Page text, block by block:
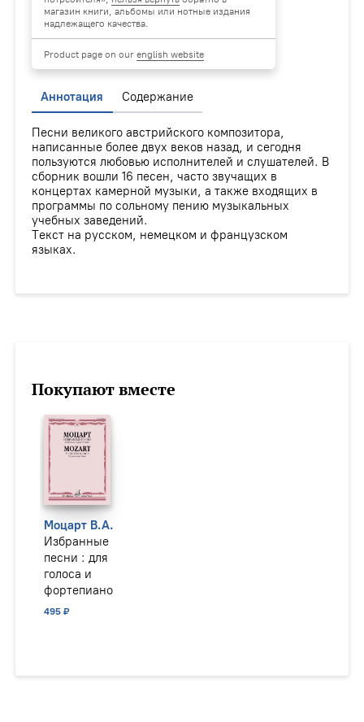
магазин книги, альбомы или нотные издания
надлежащего качества.
Product page on ourenglish website
Аннотация Содержание
Песни великого австрийского композитора,
написанные более двух веков назад, и сегодня
пользуются любовью исполнителей и слушателей. В
сборник вошли 16 песен, часто звучащих в
концертах камерной музыки, а также входящих в
программы по сольному пению музыкальных
учебных заведений.
Текст на русском, немецком и французском
языках.
Покупают вместе
Моцарт В.А.
Избранные
песни : для
голоса и
фортепиано
495 ₽